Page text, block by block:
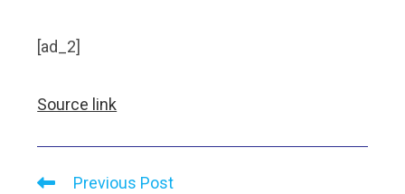
[ad_2]
Source link
Previous Post